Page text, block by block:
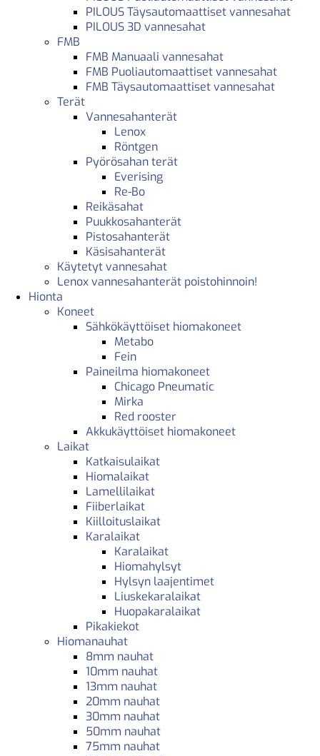
PILOUS Täysautomaattiset vannesahat
PILOUS 3D vannesahat
FMB
FMB Manuaali vannesahat
FMB Puoliautomaattiset vannesahat
FMB Täysautomaattiset vannesahat
Terät
Vannesahanterät
Lenox
Röntgen
Pyörösahan terät
Everising
Re-Bo
Reikäsahat
Puukkosahanterät
Pistosahanterät
Käsisahanterät
Käytetyt vannesahat
Lenox vannesahanterät poistohinnoin!
Hionta
Koneet
Sähkökäyttöiset hiomakoneet
Metabo
Fein
Paineilma hiomakoneet
Chicago Pneumatic
Mirka
Red rooster
Akkukäyttöiset hiomakoneet
Laikat
Katkaisulaikat
Hiomalaikat
Lamellilaikat
Fiiberlaikat
Kiilloituslaikat
Karalaikat
Karalaikat
Hiomahylsyt
Hylsyn laajentimet
Liuskekaralaikat
Huopakaralaikat
Pikakiekot
Hiomanauhat
8mm nauhat
10mm nauhat
13mm nauhat
20mm nauhat
30mm nauhat
50mm nauhat
75mm nauhat